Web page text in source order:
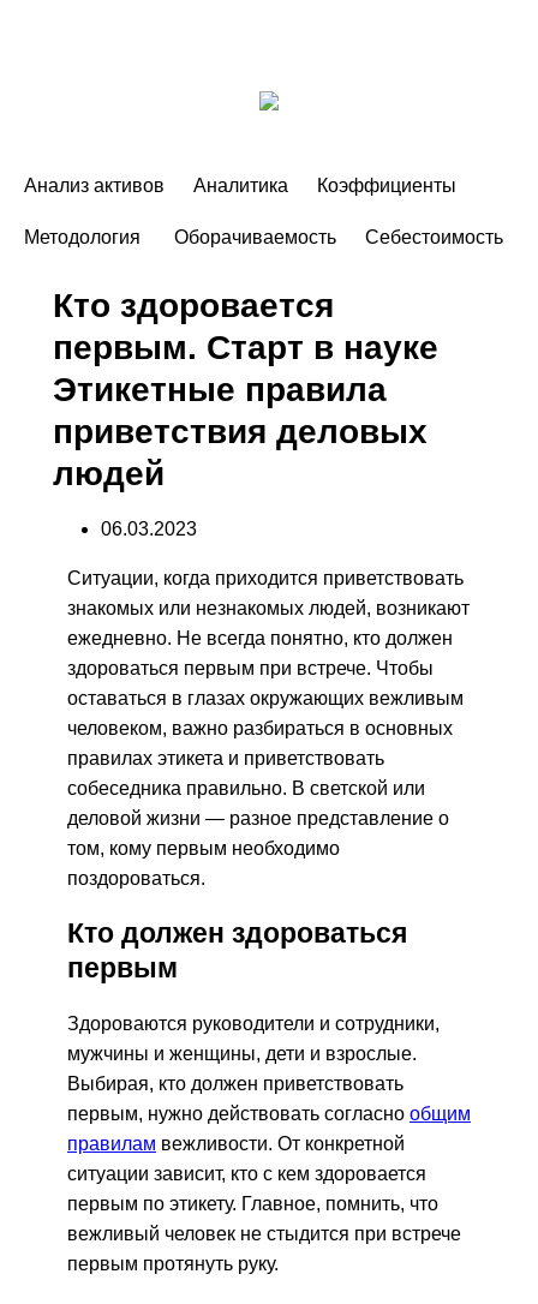
Анализ активов Аналитика Коэффициенты
Методология Оборачиваемость Себестоимость
Кто здоровается
первым. Старт в науке
Этикетные правила
приветствия деловых
людей
06.03.2023
Ситуации, когда приходится приветствовать
знакомых или незнакомых людей, возникают
ежедневно. Не всегда понятно, кто должен
здороваться первым при встрече. Чтобы
оставаться в глазах окружающих вежливым
человеком, важно разбираться в основных
правилах этикета и приветствовать
собеседника правильно. В светской или
деловой жизни — разное представление о
том, кому первым необходимо
поздороваться.
Кто должен здороваться
первым
Здороваются руководители и сотрудники,
мужчины и женщины, дети и взрослые.
Выбирая, кто должен приветствовать
первым, нужно действовать согласно общим
правилам вежливости. От конкретной
ситуации зависит, кто с кем здоровается
первым по этикету. Главное, помнить, что
вежливый человек не стыдится при встрече
первым протянуть руку.